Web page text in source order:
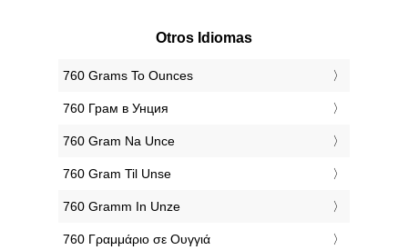
Otros Idiomas
‎760 Grams To Ounces
‎760 Грам в Унция
‎760 Gram Na Unce
‎760 Gram Til Unse
‎760 Gramm In Unze
‎760 Γραμμάριο σε Ουγγιά